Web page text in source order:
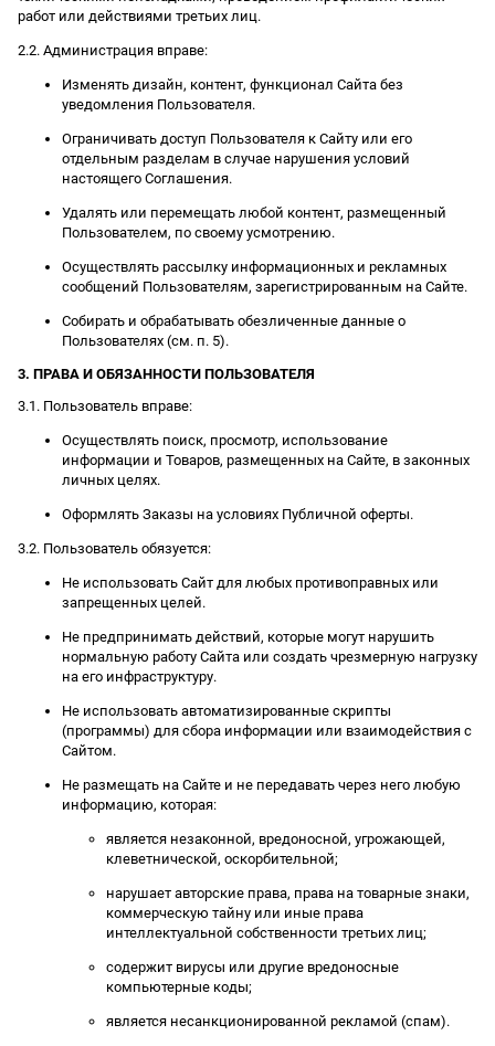
работ или действиями третьих лиц.
2.2. Администрация вправе:
Изменять дизайн, контент, функционал Сайта без
уведомления Пользователя.
Ограничивать доступ Пользователя к Сайту или его
отдельным разделам в случае нарушения условий
настоящего Соглашения.
Удалять или перемещать любой контент, размещенный
Пользователем, по своему усмотрению.
Осуществлять рассылку информационных и рекламных
сообщений Пользователям, зарегистрированным на Сайте.
Собирать и обрабатывать обезличенные данные о
Пользователях (см. п. 5).
3. ПРАВА И ОБЯЗАННОСТИ ПОЛЬЗОВАТЕЛЯ
3.1. Пользователь вправе:
Осуществлять поиск, просмотр, использование
информации и Товаров, размещенных на Сайте, в законных
личных целях.
Оформлять Заказы на условиях Публичной оферты.
3.2. Пользователь обязуется:
Не использовать Сайт для любых противоправных или
запрещенных целей.
Не предпринимать действий, которые могут нарушить
нормальную работу Сайта или создать чрезмерную нагрузку
на его инфраструктуру.
Не использовать автоматизированные скрипты
(программы) для сбора информации или взаимодействия с
Сайтом.
Не размещать на Сайте и не передавать через него любую
информацию, которая:
является незаконной, вредоносной, угрожающей,
клеветнической, оскорбительной;
нарушает авторские права, права на товарные знаки,
коммерческую тайну или иные права
интеллектуальной собственности третьих лиц;
содержит вирусы или другие вредоносные
компьютерные коды;
является несанкционированной рекламой (спам).